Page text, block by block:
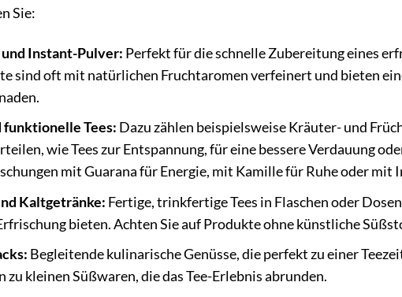
Sie:
Instant-Pulver: Perfekt für die schnelle Zubereitung eines
sind oft mit natürlichen Fruchtaromen verfeinert und bieten
funktionelle Tees: Dazu zählen beispielsweise Kräuter- und
wie Tees zur Entspannung, für eine bessere Verdauung
mit Guarana für Energie, mit Kamille für Ruhe oder mit
Kaltgetränke: Fertige, trinkfertige Tees in Flaschen oder
bieten. Achten Sie auf Produkte ohne künstliche
Begleitende kulinarische Genüsse, die perfekt zu einer
zu kleinen Süßwaren, die das Tee-Erlebnis abrunden.